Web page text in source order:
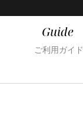
Guide
ご利用ガイド